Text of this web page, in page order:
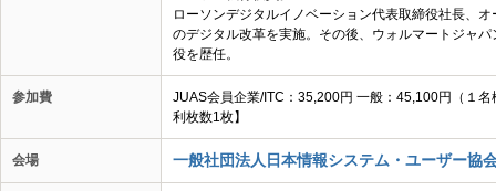
ローソンデジタルイノベーション代表取締役社長、
のデジタル改革を実施。その後、ウォルマートジャ
役を歴任。
参加費
JUAS会員企業/ITC：35,200円 一般：45,100円（１
利枚数1枚】
会場 一般社団法人日本情報システム・ユーザー協